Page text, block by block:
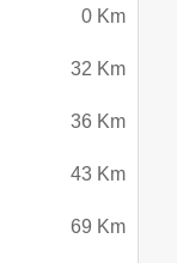
0 Km
32 Km
36 Km
43 Km
69 Km